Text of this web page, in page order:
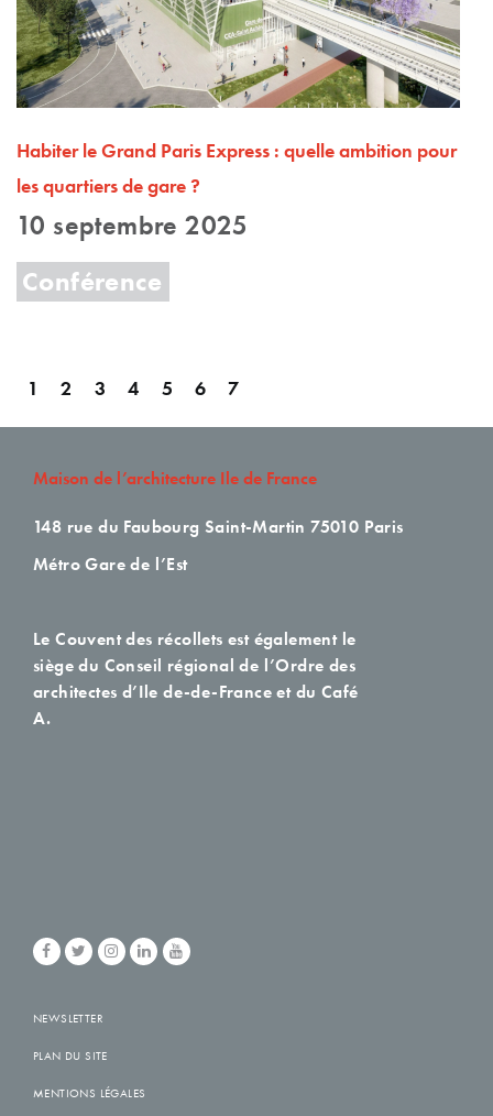
Habiter le Grand Paris Express : quelle ambition pour
les quartiers de gare ?
10 septembre 2025
Conférence
1 2 3 4 5 6 7
Maison de l’architecture Ile de France
148 rue du Faubourg Saint-Martin 75010 Paris
Métro Gare de l’Est
Le Couvent des récollets est également le
siège du Conseil régional de l’Ordre des
architectes d’Ile de-de-France et du Café
A.
NEWSLETTER
PLAN DU SITE
MENTIONS LÉGALES